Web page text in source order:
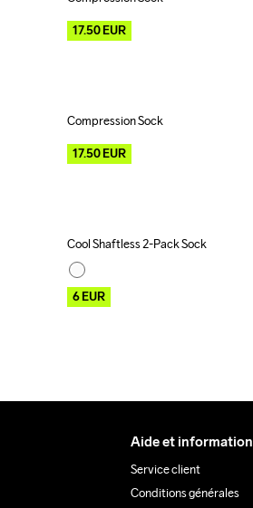
Outlet
17.50EUR
Outlet
Compression Sock
17.50EUR
Outlet
Cool Shaftless 2-Pack Sock
6EUR
Aide et
Service client
Conditions générales